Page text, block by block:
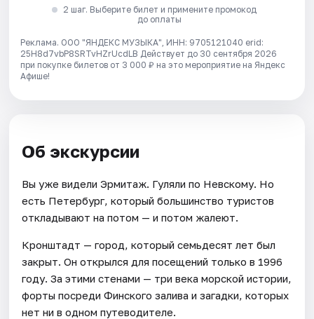
2 шаг. Выберите билет и примените промокод
до оплаты
Реклама. ООО "ЯНДЕКС МУЗЫКА", ИНН: 9705121040 erid:
25H8d7vbP8SRTvHZrUcdLB Действует до 30 сентября 2026
при покупке билетов от 3 000 ₽ на это мероприятие на Яндекс
Афише!
Об экскурсии
Вы уже видели Эрмитаж. Гуляли по Невскому. Но
есть Петербург, который большинство туристов
откладывают на потом — и потом жалеют.
Кронштадт — город, который семьдесят лет был
закрыт. Он открылся для посещений только в 1996
году. За этими стенами — три века морской истории,
форты посреди Финского залива и загадки, которых
нет ни в одном путеводителе.